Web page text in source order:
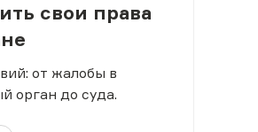
свои права
от жалобы в
орган до суда.